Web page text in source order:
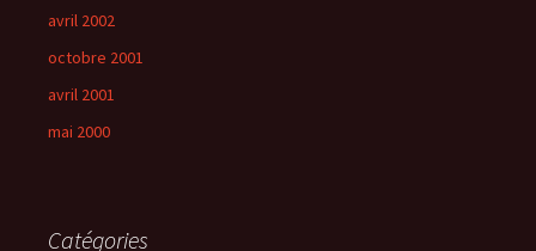
avril 2002
octobre 2001
avril 2001
mai 2000
Catégories